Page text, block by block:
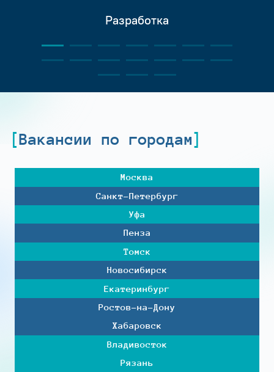
Разработка
Вакансии по городам
Москва
Санкт-Петербург
Уфа
Пенза
Томск
Новосибирск
Екатеринбург
Ростов-на-Дону
Хабаровск
Владивосток
Рязань